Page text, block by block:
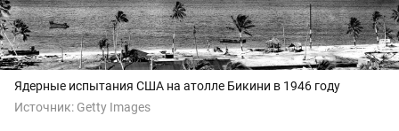
Ядерные испытания США на атолле Бикини в 1946 году
Источник: Getty Images